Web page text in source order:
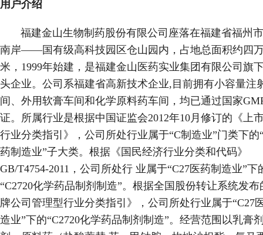
用户介绍
福建金山生物制药股份有限公司座落在福建省福州
南岸——国有级高科技园区仓山园内，占地总面积约四
米，1999年始建，是福建金山医药实业集团有限公司旗
头企业。公司系福建省高新技术企业,目前拥有小容量注
间、外用软膏车间和化学原料药车间，均已通过国家
证。所属行业是根据中国证监会2012年10月修订的《上
行业分类指引》，公司所处行业属于“C制造业”门类下的
药制造业”子大类。根据《国民经济行业分类和代码》
GB/T4754-2011，公司所处行 业属于“C27医药制造业”下
“C2720化学药品制剂制造”。根据全国股份转让系统发布
牌公司管理型行业分类指引》，公司所处行业属于“C27
造业”下的“C2720化学药品制剂制造”。经营范围以乳膏